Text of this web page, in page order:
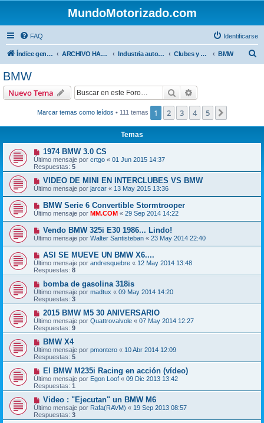
MundoMotorizado.com
FAQ Identificarse
Índice general ARCHIVO HASTA 2018 Industria automotriz Clubes y Marcas BMW
BMW
Nuevo Tema Buscar
Marcar temas como leídos • 111 temas 1 2 3 4 5
Temas
1974 BMW 3.0 CS
Último mensaje por crtgo « 01 Jun 2015 14:37
Respuestas: 5
VIDEO DE MINI EN INTERCLUBES VS BMW
Último mensaje por jarcar « 13 May 2015 13:36
BMW Serie 6 Convertible Stormtrooper
Último mensaje por MM.COM « 29 Sep 2014 14:22
Vendo BMW 325i E30 1986... Lindo!
Último mensaje por Walter Santisteban « 23 May 2014 22:40
ASI SE MUEVE UN BMW X6....
Último mensaje por andresquebre « 12 May 2014 13:48
Respuestas: 8
bomba de gasolina 318is
Último mensaje por madtux « 09 May 2014 14:20
Respuestas: 3
2015 BMW M5 30 ANIVERSARIO
Último mensaje por Quattrovalvole « 07 May 2014 12:27
Respuestas: 9
BMW X4
Último mensaje por pmontero « 10 Abr 2014 12:09
Respuestas: 5
El BMW M235i Racing en acción (vídeo)
Último mensaje por Egon Loof « 09 Dic 2013 13:42
Respuestas: 1
Video : "Ejecutan" un BMW M6
Último mensaje por Rafa(RAVM) « 19 Sep 2013 08:57
Respuestas: 3